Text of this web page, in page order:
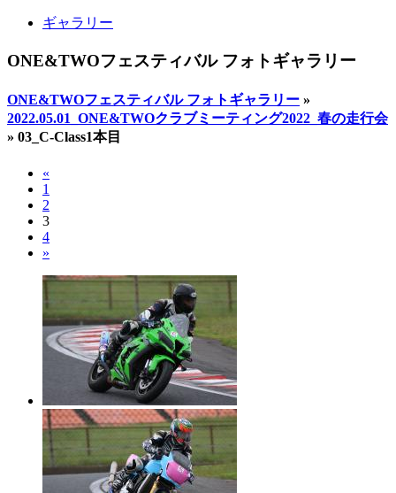
ギャラリー
ONE&TWOフェスティバル フォトギャラリー
ONE&TWOフェスティバル フォトギャラリー »
2022.05.01_ONE&TWOクラブミーティング2022_春の走行会
» 03_C-Class1本目
«
1
2
3
4
»